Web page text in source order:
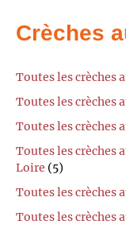
Crèches
Toutes les crèches
Toutes les crèches
Toutes les crèches
Toutes les crèches
Loire (5)
Toutes les crèches
Toutes les crèches